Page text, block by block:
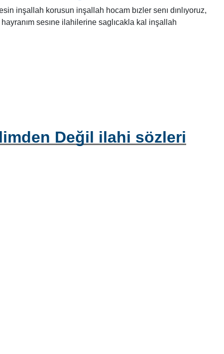
inşallah korusun inşallah hocam bızler senı dınlıyoruz,
sesıne ilahilerine saglıcakla kal inşallah
Değil ilahi sözleri